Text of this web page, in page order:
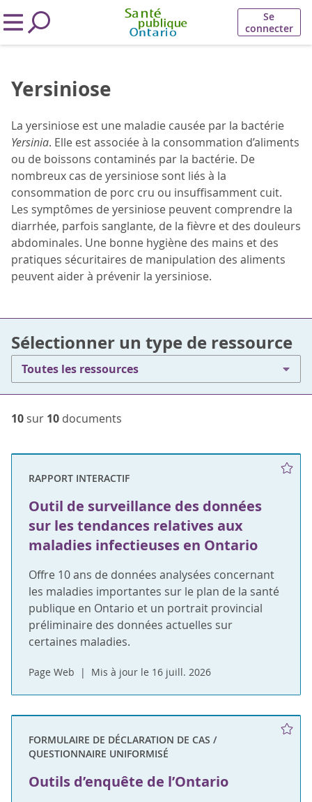
Se
connecter
Yersiniose
La yersiniose est une maladie causée par la bactérie
Yersinia. Elle est associée à la consommation d’aliments
ou de boissons contaminés par la bactérie. De
nombreux cas de yersiniose sont liés à la
consommation de porc cru ou insuffisamment cuit.
Les symptômes de yersiniose peuvent comprendre la
diarrhée, parfois sanglante, de la fièvre et des douleurs
abdominales. Une bonne hygiène des mains et des
pratiques sécuritaires de manipulation des aliments
peuvent aider à prévenir la yersiniose.
Sélectionner un type de ressource
Toutes les ressources
10 sur 10 documents
RAPPORT INTERACTIF
Outil de surveillance des données
sur les tendances relatives aux
maladies infectieuses en Ontario
Offre 10 ans de données analysées concernant
les maladies importantes sur le plan de la santé
publique en Ontario et un portrait provincial
préliminaire des données actuelles sur
certaines maladies.
Page Web Mis à jour le 16 juill. 2026
FORMULAIRE DE DÉCLARATION DE CAS /
QUESTIONNAIRE UNIFORMISÉ
Outils d’enquête de l’Ontario